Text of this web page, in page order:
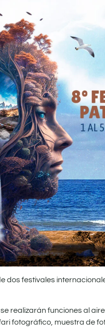
dos festivales
realizarán funciones al
fotográfico, muestra de